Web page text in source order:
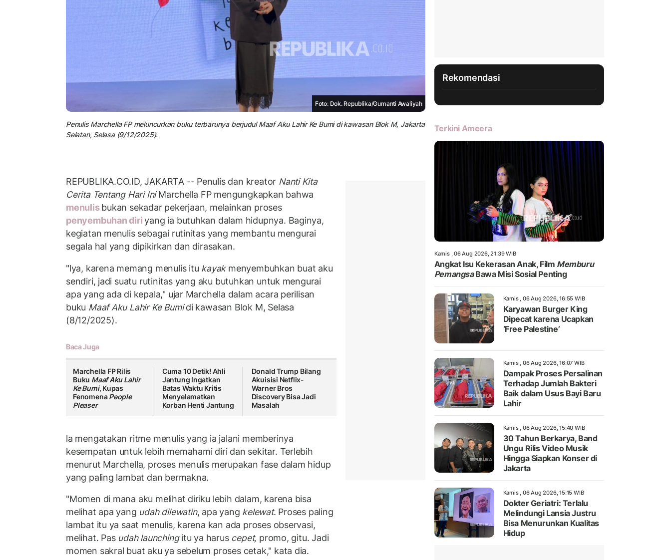
Foto: Dok. Republika/Gumanti Awaliyah
Penulis Marchella FP meluncurkan buku terbarunya berjudul Maaf Aku Lahir Ke Bumi di kawasan Blok M, Jakarta
Selatan, Selasa (9/12/2025).
REPUBLIKA.CO.ID, JAKARTA -- Penulis dan kreator Nanti Kita
Cerita Tentang Hari IniMarchella FP mengungkapkan bahwa
menulisbukan sekadar pekerjaan, melainkan proses
penyembuhan diriyang ia butuhkan dalam hidupnya. Baginya,
kegiatan menulis sebagai rutinitas yang membantu mengurai
segala hal yang dipikirkan dan dirasakan.
"lya, karena memang menulis itu kayakmenyembuhkan buat aku
sendiri, jadi suatu rutinitas yang aku butuhkan untuk mengurai
apa yang ada di kepala," ujar Marchella dalam acara perilisan
buku Maaf Aku Lahir Ke Bumidi kawasan Blok M, Selasa
(8/12/2025).
Baca Juga
Marchella FP Rilis
Buku Maaf Aku Lahir
Ke Bumi, Kupas
FenomenaPeople
Pleaser
Cuma 10 Detik! Ahli
Jantung Ingatkan
Batas Waktu Kritis
Menyelamatkan
Korban Henti Jantung
Donald Trump Bilang
Akuisisi Netflix-
Warner Bros
Discovery Bisa Jadi
Masalah
la mengatakan ritme menulis yang ia jalani memberinya
kesempatan untuk lebih memahami diri dan sekitar. Terlebih
menurut Marchella, proses menulis merupakan fase dalam hidup
yang paling lambat dan bermakna.
"Momen di mana aku melihat diriku lebih dalam, karena bisa
melihat apa yang udah dilewatin, apa yang kelewat. Proses paling
lambat itu ya saat menulis, karena kan ada proses observasi,
melihat. Pas udah launchingitu ya harus cepet, promo, gitu. Jadi
momen sakral buat aku ya sebelum proses cetak," kata dia.
Rekomendasi
Terkini Ameera
Kamis , 06 Aug 2026, 21:39 WIB
Angkat Isu Kekerasan Anak, Film Memburu
PemangsaBawa Misi Sosial Penting
Kamis , 06 Aug 2026, 16:55 WIB
Karyawan Burger King
Dipecat karena Ucapkan
‘Free Palestine’
Kamis , 06 Aug 2026, 16:07 WIB
Dampak Proses Persalinan
Terhadap Jumlah Bakteri
Baik dalam Usus Bayi Baru
Lahir
Kamis , 06 Aug 2026, 15:40 WIB
30 Tahun Berkarya, Band
Ungu Rilis Video Musik
Hingga Siapkan Konser di
Jakarta
Kamis , 06 Aug 2026, 15:15 WIB
Dokter Geriatri: Terlalu
Melindungi Lansia Justru
Bisa Menurunkan Kualitas
Hidup